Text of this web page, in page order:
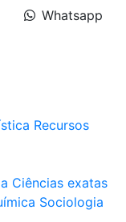
Whatsapp
Recursos
Ciências exatas
Sociologia